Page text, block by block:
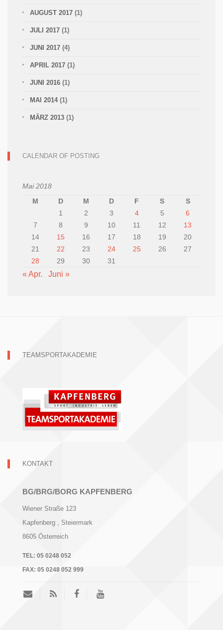
AUGUST 2017 (1)
JULI 2017 (1)
JUNI 2017 (4)
APRIL 2017 (1)
JUNI 2016 (1)
MAI 2014 (1)
MÄRZ 2013 (1)
CALENDAR OF POSTING
Mai 2018
M
D M D F S
S
1
2 3 4 5
6
7
8 9 10 11 12
13
14
15 16 17 18 19
20
21
22 23 24 25 26
27
28
29 30 31
« Apr. Juni »
TEAMSPORTAKADEMIE
KONTAKT
BG/BRG/BORG KAPFENBERG
Wiener Straße 123
Kapfenberg , Steiermark
8605 Österreich
TEL: 05 0248 052
FAX: 05 0248 052 999